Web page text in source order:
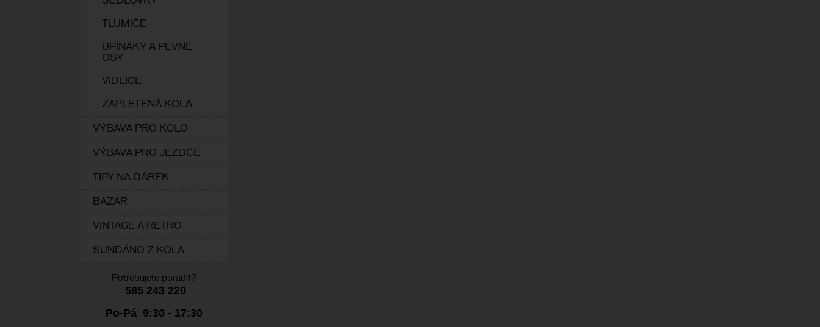
TLUMIČE
UPÍNÁKY A PEVNÉ
OSY
VIDLICE
ZAPLETENÁ KOLA
VÝBAVA PRO KOLO
VÝBAVA PRO JEZDCE
TIPY NA DÁREK
BAZAR
VINTAGE A RETRO
SUNDÁNO Z KOLA
Potřebujete poradit?
585 243 220
Po-Pá 9:30 - 17:30